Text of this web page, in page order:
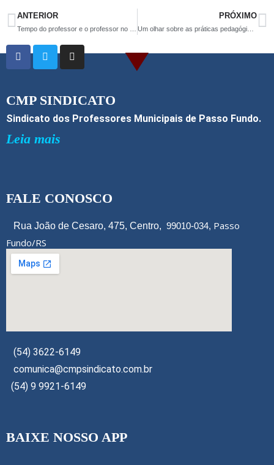
ce
b
o
o
k
tt
er e
ANTERIOR PRÓXIMO
Um olhar sobre as práticas pedagógicas: por uma educação não sexista
CMP SINDICATO
Sindicato dos Professores Municipais de Passo Fundo.
Leia mais
FALE CONOSCO
Rua João de Cesaro, 475, Centro, 99010-034, Passo
Fundo/RS
(54) 3622-6149
comunica@cmpsindicato.com.br
(54) 9 9921-6149
BAIXE NOSSO APP